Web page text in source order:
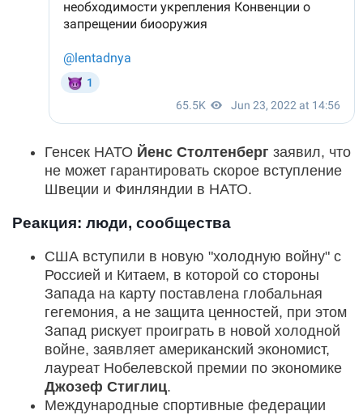
Генсек НАТО Йенс Столтенберг заявил, что
не может гарантировать скорое вступление
Швеции и Финляндии в НАТО.
Реакция: люди, сообщества
США вступили в новую "холодную войну" с
Россией и Китаем, в которой со стороны
Запада на карту поставлена глобальная
гегемония, а не защита ценностей, при этом
Запад рискует проиграть в новой холодной
войне, заявляет американский экономист,
лауреат Нобелевской премии по экономике
Джозеф Стиглиц.
Международные спортивные федерации